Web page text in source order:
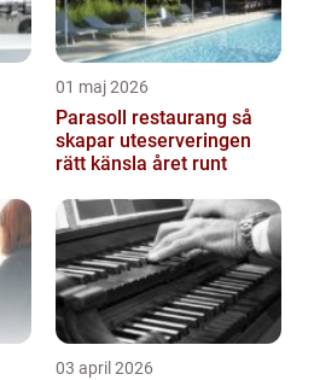
01 maj 2026
Parasoll restaurang så
skapar uteserveringen
rätt känsla året runt
03 april 2026